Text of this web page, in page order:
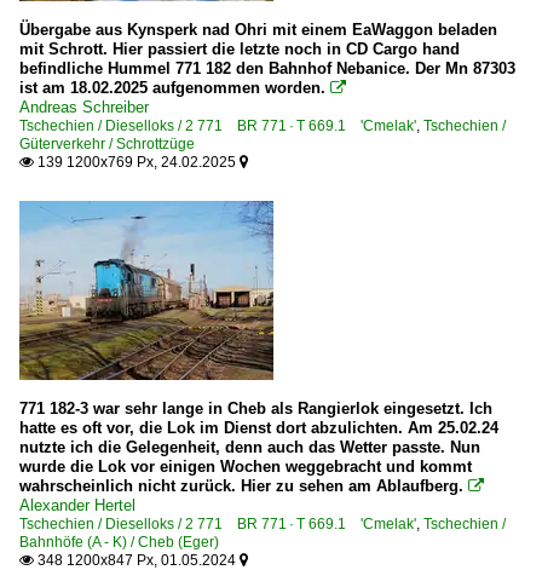
Übergabe aus Kynsperk nad Ohri mit einem EaWaggon beladen
mit Schrott. Hier passiert die letzte noch in CD Cargo hand
befindliche Hummel 771 182 den Bahnhof Nebanice. Der Mn 87303
ist am 18.02.2025 aufgenommen worden. 
Andreas Schreiber
Tschechien / Dieselloks / 2 771 BR 771 · T 669.1 'Cmelak', Tschechien /
Güterverkehr / Schrottzüge
 139 1200x769 Px, 24.02.2025 
771 182-3 war sehr lange in Cheb als Rangierlok eingesetzt. Ich
hatte es oft vor, die Lok im Dienst dort abzulichten. Am 25.02.24
nutzte ich die Gelegenheit, denn auch das Wetter passte. Nun
wurde die Lok vor einigen Wochen weggebracht und kommt
wahrscheinlich nicht zurück. Hier zu sehen am Ablaufberg. 
Alexander Hertel
Tschechien / Dieselloks / 2 771 BR 771 · T 669.1 'Cmelak', Tschechien /
Bahnhöfe (A - K) / Cheb (Eger)
 348 1200x847 Px, 01.05.2024 